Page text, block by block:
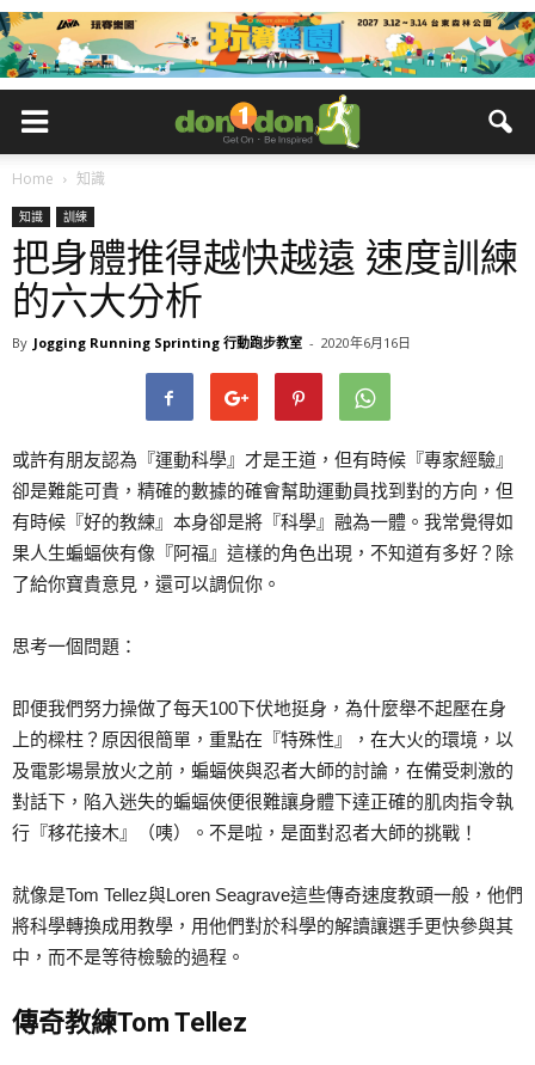
Home 知識
知識 訓練
把身體推得越快越遠 速度訓練
的六大分析
By Jogging Running Sprinting 行動跑步教室 - 2020年6月16日
或許有朋友認為『運動科學』才是王道，但有時候『專家經驗』
卻是難能可貴，精確的數據的確會幫助運動員找到對的方向，但
有時候『好的教練』本身卻是將『科學』融為一體。我常覺得如
果人生蝙蝠俠有像『阿福』這樣的角色出現，不知道有多好？除
了給你寶貴意見，還可以調侃你。
思考一個問題：
即便我們努力操做了每天100下伏地挺身，為什麼舉不起壓在身
上的樑柱？原因很簡單，重點在『特殊性』，在大火的環境，以
及電影場景放火之前，蝙蝠俠與忍者大師的討論，在備受刺激的
對話下，陷入迷失的蝙蝠俠便很難讓身體下達正確的肌肉指令執
行『移花接木』（咦）。不是啦，是面對忍者大師的挑戰！
就像是Tom Tellez與Loren Seagrave這些傳奇速度教頭一般，他們
將科學轉換成用教學，用他們對於科學的解讀讓選手更快參與其
中，而不是等待檢驗的過程。
傳奇教練Tom Tellez